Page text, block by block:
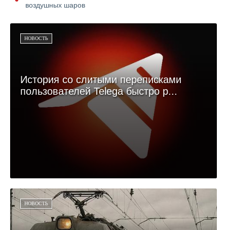
воздушных шаров
НОВОСТЬ
История со слитыми переписками
пользователей Telega быстро р...
НОВОСТЬ